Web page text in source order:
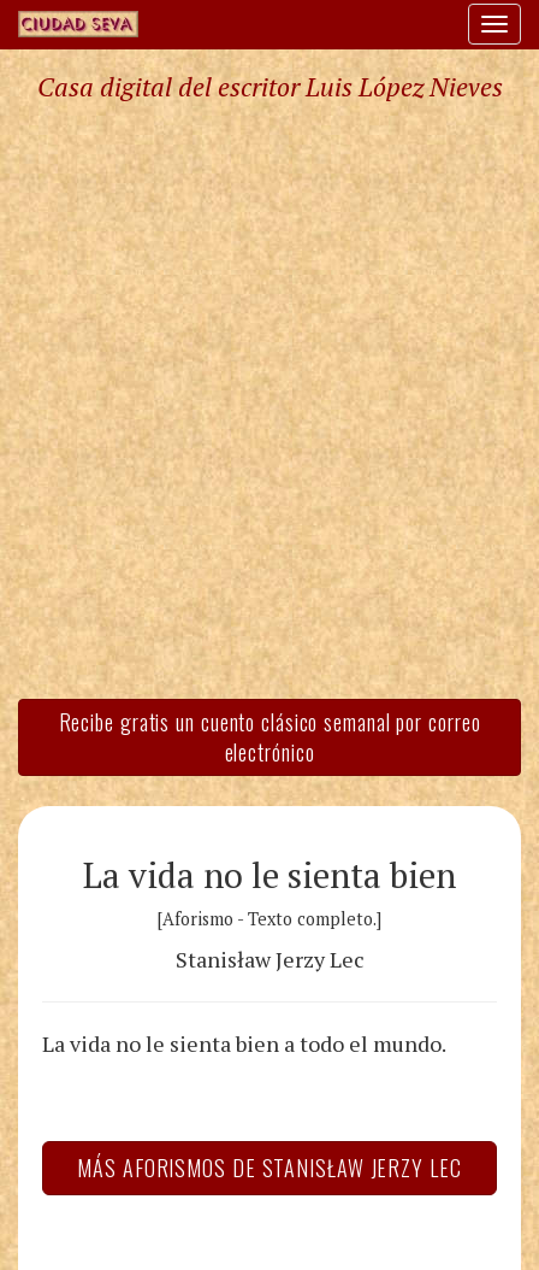
Casa digital del escritor Luis López Nieves
Recibe gratis un cuento clásico semanal por correo
electrónico
La vida no le sienta bien
[Aforismo - Texto completo.]
Stanisław Jerzy Lec
La vida no le sienta bien a todo el mundo.
MÁS AFORISMOS DE STANISŁAW JERZY LEC